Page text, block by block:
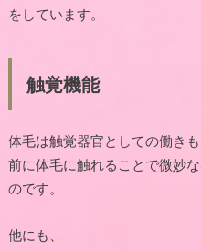
をしています。
触覚機能
体毛は触覚器官としての働き
前に体毛に触れることで微妙
のです。
他にも、